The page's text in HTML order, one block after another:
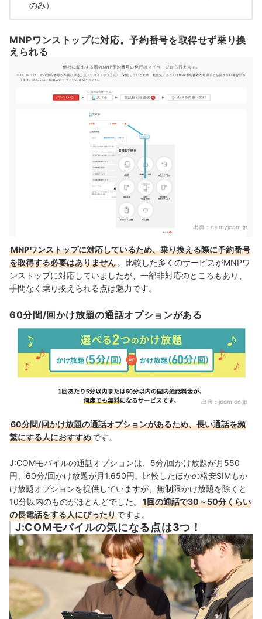
のみ）
MNPワンストップに対応。予約番号を取得せず乗り換
えられる
出典： cs.myjcom.jp
MNPワンストップに対応しているため、乗り換える際に予約番号
を取得する必要はありません 。比較した多くのサービスがMNPワ
ンストップに対応していましたが、一部非対応のところもあり、
手間なく乗り換えられる点は魅力です。
60分間/回かけ放題の通話オプションがある
出典： jcom.co.jp
60分間/回かけ放題の通話オプションがあるため、長い通話を頻
繁にする人におすすめです。
J:COMモバイルの通話オプションは、5分/回かけ放題が月550
円、60分/回かけ放題が月1,650円。比較したほかの格安SIMもか
け放題オプションを提供していますが、無制限かけ放題を除くと
10分以内のものがほとんどでした。
1回の通話で30～50分くらい
の長電話をする人にぴったりですよ。
J:COMモバイルの気になる点は3つ！